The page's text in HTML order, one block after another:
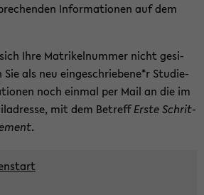
In­for­ma­tio­nen auf dem
sich Ihre Ma­tri­kel­num­mer nicht ge­si­
als neu ein­ge­schrie­be­ne*r Stu­die­
noch ein­mal per Mail an die im
mit dem Be­treffErste Schrit­
.